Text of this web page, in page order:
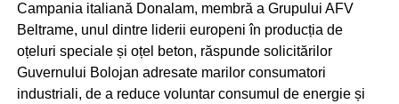
precizat părintele vicar al Arhiepiscopiei Târgoviștei,
preotul Ionuț Ghibanu.
Evenimentele vor debuta luni, 10 august, la ora 17:00, cu
slujba Vecerniei, săvârșită pe un podium special
Campania italiană Donalam, membră a Grupului AFV
Beltrame, unul dintre liderii europeni în producția de
oțeluri speciale și oțel beton, răspunde solicitărilor
Guvernului Bolojan adresate marilor consumatori
industriali, de a reduce voluntar consumul de energie și